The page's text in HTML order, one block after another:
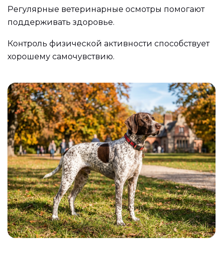
Регулярные ветеринарные осмотры помогают
поддерживать здоровье.
Контроль физической активности способствует
хорошему самочувствию.